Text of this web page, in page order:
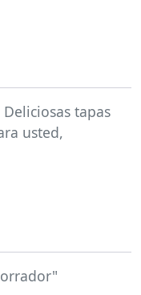
tapas
usted,